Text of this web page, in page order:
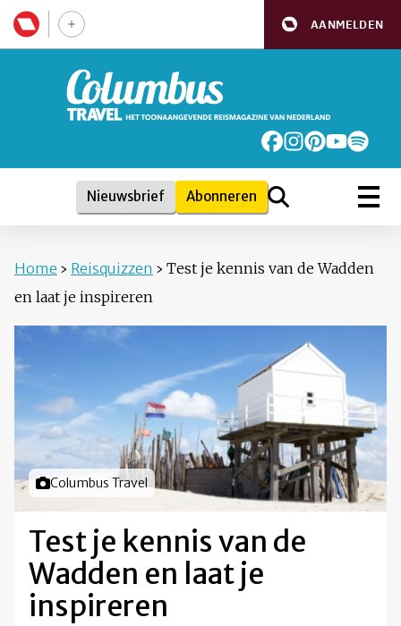
AANMELDEN
Nieuwsbrief Abonneren
Home › Reisquizzen › Test je kennis van de Wadden
en laat je inspireren
Foto door
Columbus Travel
Test je kennis van de
Wadden en laat je
inspireren